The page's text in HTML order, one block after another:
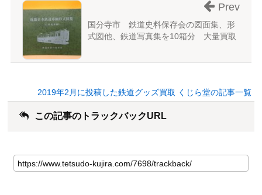
国分寺市 鉄道史料保存会の図面集、形
式図他、鉄道写真集を10箱分 大量買取
Prev
2019年2月に投稿した鉄道グッズ買取 くじら堂の記事一覧
この記事のトラックバックURL